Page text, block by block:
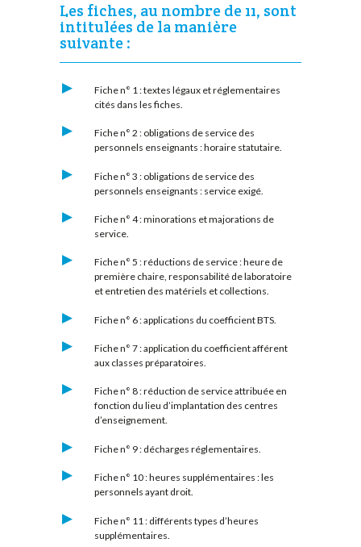
Les fiches, au nombre de 11, sont
intitulées de la manière
suivante :
Fiche n° 1 : textes légaux et réglementaires
cités dans les fiches.
Fiche n° 2 : obligations de service des
personnels enseignants : horaire statutaire.
Fiche n° 3 : obligations de service des
personnels enseignants : service exigé.
Fiche n° 4 : minorations et majorations de
service.
Fiche n° 5 : réductions de service : heure de
première chaire, responsabilité de laboratoire
et entretien des matériels et collections.
Fiche n° 6 : applications du coefficient BTS.
Fiche n° 7 : application du coefficient afférent
aux classes préparatoires.
Fiche n° 8 : réduction de service attribuée en
fonction du lieu d’implantation des centres
d’enseignement.
Fiche n° 9 : décharges réglementaires.
Fiche n° 10 : heures supplémentaires : les
personnels ayant droit.
Fiche n° 11 : différents types d’heures
supplémentaires.